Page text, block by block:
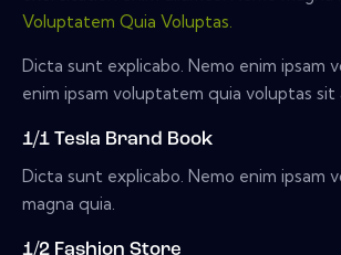
Voluptatem Quia Voluptas.
Dicta sunt explicabo. Nemo enim
enim ipsam voluptatem quia voluptas
1/1 Tesla Brand Book
Dicta sunt explicabo. Nemo enim
magna quia.
1/2 Fashion Store